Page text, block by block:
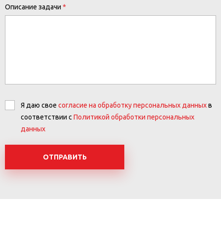
Описание задачи
Я даю своесогласие на обработку персональных данныхв
соответствии сПолитикой обработки персональных
данных
ОТПРАВИТЬ